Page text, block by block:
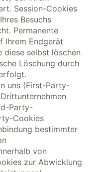
Session-Cookies
Besuchs
Permanente
Ihrem Endgerät
diese selbst löschen
Löschung durch
uns (First-Party-
Party-
Cookies
bestimmter
von
zur Abwicklung